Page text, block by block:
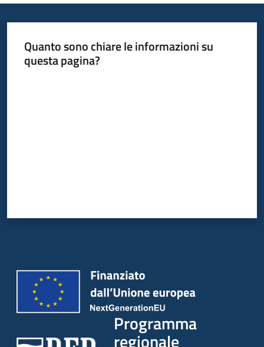
Quanto sono chiare le informazioni su
questa pagina?
Programma
regionale